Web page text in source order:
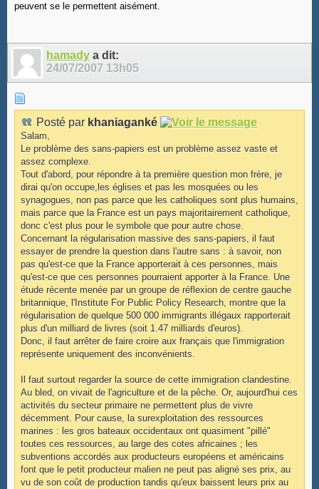
peuvent se le permettent aisément.
hamady a dit:
24/07/2007 13h05
Posté par khaniaganké
Salam,
Le problème des sans-papiers est un problème assez vaste et
assez complexe.
Tout d'abord, pour répondre à ta première question mon frère, je
dirai qu'on occupe,les églises et pas les mosquées ou les
synagogues, non pas parce que les catholiques sont plus humains,
mais parce que la France est un pays majoritairement catholique,
donc c'est plus pour le symbole que pour autre chose.
Concernant la régularisation massive des sans-papiers, il faut
essayer de prendre la question dans l'autre sans : à savoir, non
pas qu'est-ce que la France apporterait à ces personnes, mais
qu'est-ce que ces personnes pourraient apporter à la France. Une
étude récente menée par un groupe de réflexion de centre gauche
britannique, l'Institute For Public Policy Research, montre que la
régularisation de quelque 500 000 immigrants illégaux rapporterait
plus d'un milliard de livres (soit 1.47 milliards d'euros).
Donc, il faut arrêter de faire croire aux français que l'immigration
représente uniquement des inconvénients.
Il faut surtout regarder la source de cette immigration clandestine.
Au bled, on vivait de l'agriculture et de la pêche. Or, aujourd'hui ces
activités du secteur primaire ne permettent plus de vivre
décemment. Pour cause, la surexploitation des ressources
marines : les gros bateaux occidentaux ont quasiment "pillé"
toutes ces ressources, au large des cotes africaines ; les
subventions accordés aux producteurs européens et américains
font que le petit producteur malien ne peut pas aligné ses prix, au
vu de son coût de production tandis qu'eux baissent leurs prix au